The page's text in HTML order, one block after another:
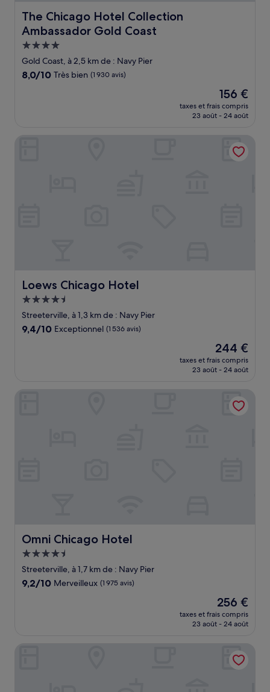
The Chicago Hotel Collection
Ambassador Gold Coast
The Chicago Hotel Collection Ambassador Gold Coast
Hébergement
4.0 étoiles
Gold Coast, à 2,5 km de : Navy Pier
8.0
8,0/10 Très bien (1 930 avis)
Le
nouveau
prix
de
156 €
156 €
taxes et frais compris
23 août - 24 août
Loews Chicago Hotel
Loews Chicago Hotel
Hébergement
4.5 étoiles
Streeterville, à 1,3 km de : Navy Pier
9.4
9,4/10 Exceptionnel (1 536 avis)
Le
nouveau
prix
de
244 €
244 €
taxes et frais compris
23 août - 24 août
Omni Chicago Hotel
Omni Chicago Hotel
Hébergement
4.5 étoiles
Streeterville, à 1,7 km de : Navy Pier
9.2
9,2/10 Merveilleux (1 975 avis)
Le
nouveau
prix
de
256 €
256 €
taxes et frais compris
23 août - 24 août